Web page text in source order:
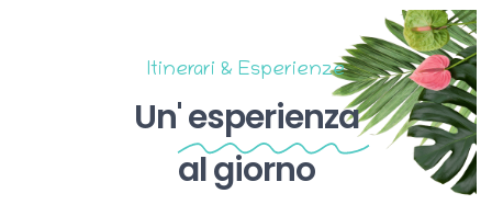
Itinerari & Esperienze
Un'esperienza
al giorno